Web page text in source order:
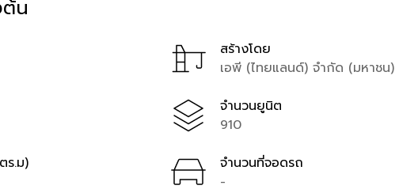
น
สร้างโดย
เอพี (ไทยแลนด์) จำกัด (มหาชน)
จำนวนยูนิต
910
ร.ม)
จำนวนที่จอดรถ
-